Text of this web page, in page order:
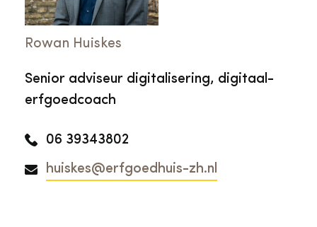
Rowan Huiskes
Senior adviseur digitalisering, digitaal-
erfgoedcoach
06 39343802
huiskes@erfgoedhuis-zh.nl